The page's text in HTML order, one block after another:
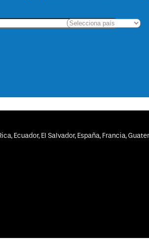
Ecuador, El Salvador, España, Francia,